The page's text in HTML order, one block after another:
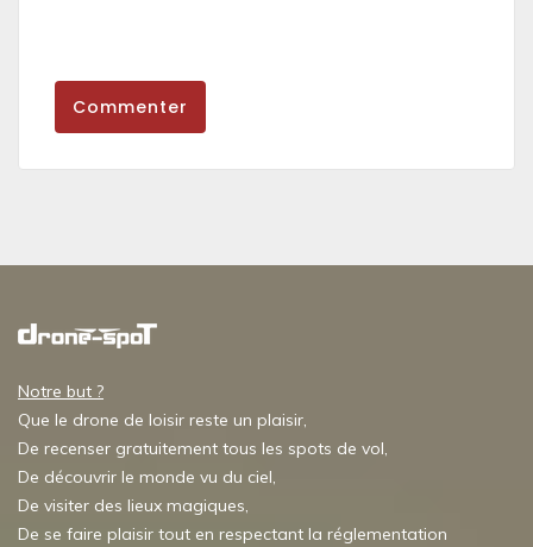
Commenter
Notre but ?
Que le drone de loisir reste un plaisir,
De recenser gratuitement tous les spots de vol,
De découvrir le monde vu du ciel,
De visiter des lieux magiques,
De se faire plaisir tout en respectant la réglementation